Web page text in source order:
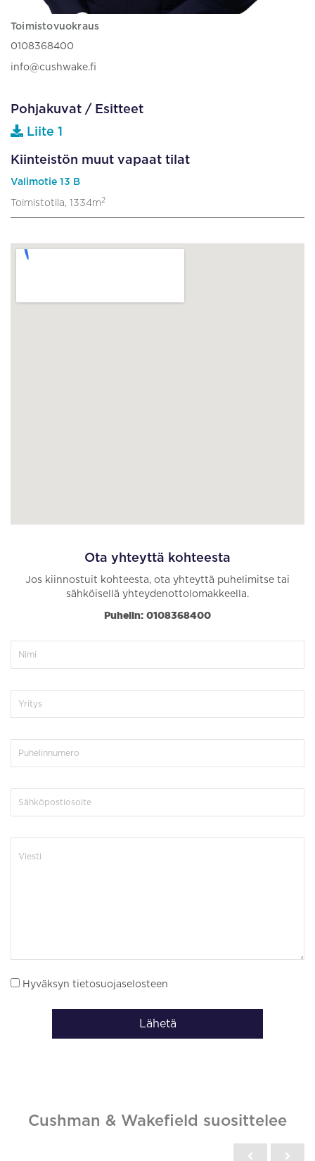
Toimistovuokraus
0108368400
info@cushwake.fi
Pohjakuvat / Esitteet
Liite 1
Kiinteistön muut vapaat tilat
Valimotie 13 B
Toimistotila, 1334m2
Ota yhteyttä kohteesta
Jos kiinnostuit kohteesta, ota yhteyttä puhelimitse tai
sähköisellä yhteydenottolomakkeella.
Puhelin: 0108368400
Hyväksyn tietosuojaselosteen
Lähetä
Cushman & Wakefield suosittelee